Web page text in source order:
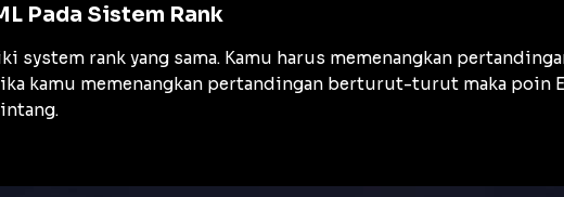
Pada Sistem Rank
system rank yang sama. Kamu harus memenangkan
kamu memenangkan pertandingan berturut-turut maka poin